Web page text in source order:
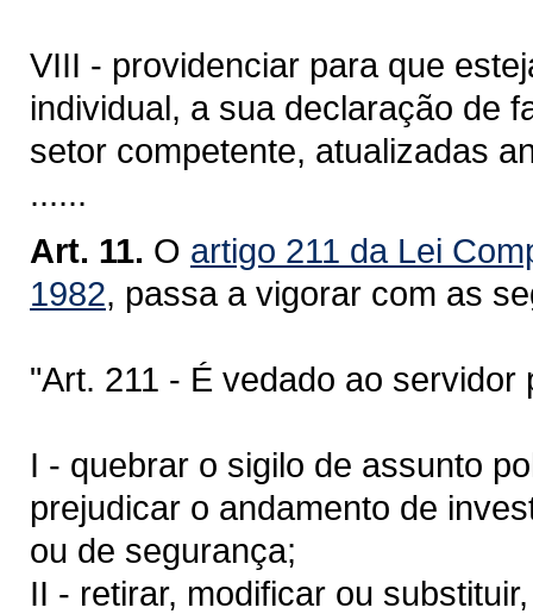
VIII - providenciar para que
individual, a sua declaração de
setor competente, atualizadas
......
Art. 11. O artigo 211 da Lei
1982, passa a vigorar com as
"Art. 211 - É vedado ao servidor
I - quebrar o sigilo de assunto
prejudicar o andamento de
ou de segurança;
II - retirar, modificar ou